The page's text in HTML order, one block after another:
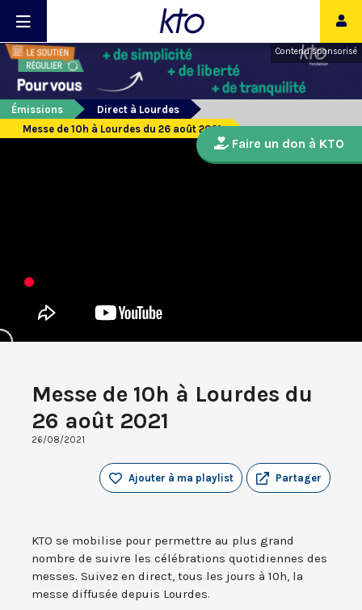
Contenu sponsorisé
Émissions
Direct à Lourdes
Messe de 10h à Lourdes du 26 août 2021
Messe de 10h à Lourdes du
26 août 2021
26/08/2021
Partager
Ajouter à ma playlist
KTO se mobilise pour permettre au plus grand
nombre de suivre les célébrations quotidiennes des
messes. Suivez en direct, tous les jours à 10h, la
messe diffusée depuis Lourdes.
Faire un don à KTO